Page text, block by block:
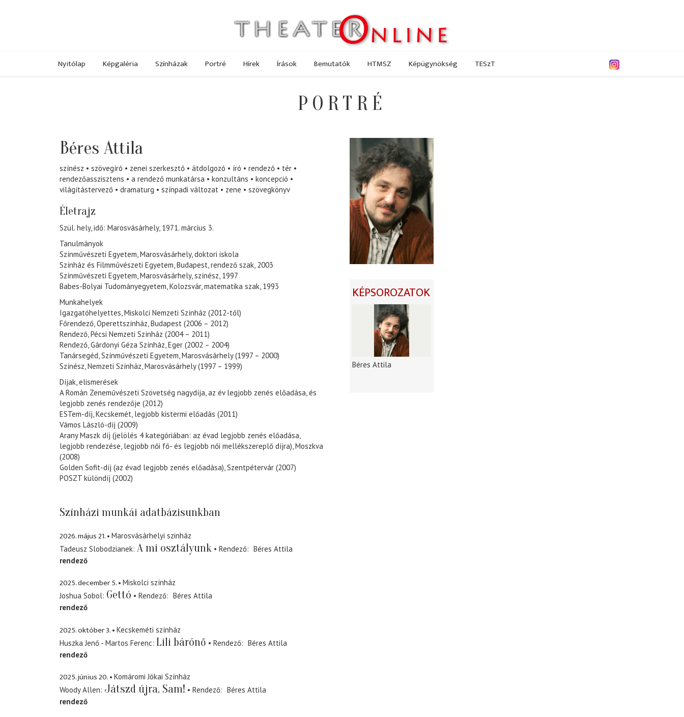
Nyitólap Képgaléria Színházak Portré Hírek Írások Bemutatók HTMSZ Képügynökség TESzT
PORTRÉ
Béres Attila
színész szövegíró zenei szerkesztő átdolgozó író rendező
tér
rendezőasszisztens
a rendező munkatársa konzultáns
koncepció
világítástervező
dramaturg színpadi változat zene szövegkönyv
Életrajz
Szül. hely, idő: Marosvásárhely, 1971. március 3.
Tanulmányok
Színművészeti Egyetem, Marosvásárhely, doktori iskola
Színház és Filmművészeti Egyetem, Budapest, rendező szak, 2003
Színművészeti Egyetem, Marosvásárhely, színész, 1997
Babes-Bolyai Tudományegyetem, Kolozsvár, matematika szak, 1993
Munkahelyek
Igazgatóhelyettes, Miskolci Nemzeti Színház (2012-től)
Főrendező, Operettszínház, Budapest (2006 – 2012)
Rendező, Pécsi Nemzeti Színház (2004 – 2011)
Rendező, Gárdonyi Géza Színház, Eger (2002 – 2004)
Tanársegéd, Színművészeti Egyetem, Marosvásárhely (1997 – 2000)
Színész, Nemzeti Színház, Marosvásárhely (1997 – 1999)
Díjak, elismerések
A Román Zeneművészeti Szövetség nagydíja, az év legjobb zenés előadása, és
legjobb zenés rendezője (2012)
ESTem-díj, Kecskemét, legjobb kistermi előadás (2011)
Vámos László-díj (2009)
Arany Maszk díj (jelölés 4 kategóriában: az évad legjobb zenés előadása,
legjobb rendezése, legjobb női fő- és legjobb női mellékszereplő díjra), Moszkva
(2008)
Golden Sofit-díj (az évad legjobb zenés előadása), Szentpétervár (2007)
POSZT különdíj (2002)
Színházi munkái adatbázisunkban
2026. május 21.
Marosvásárhelyi szinház
Tadeusz Slobodzianek A mi osztályunk Rendező
Béres Attila
rendező
2025. december 5.
Miskolci színház
Joshua Sobol Gettó Rendező
Béres Attila
rendező
2025. október 3.
Kecskeméti színház
Huszka Jenő - Martos Ferenc Lili bárónő Rendező
Béres Attila
rendező
2025. június 20.
Komáromi Jókai Színház
Woody Allen Játszd újra, Sam! Rendező
Béres Attila
rendező
KÉPSOROZATOK
Béres Attila